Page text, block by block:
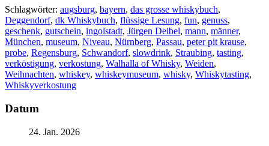
Schlagwörter: augsburg, bayern, das grosse whiskybuch,
Deggendorf, dk Whiskybuch, flüssige Lesung, fun, genuss,
geschenk, gutschein, ingolstadt, Jürgen Deibel, mann, männer,
München, museum, Niveau, Nürnberg, Passau, peter pit krause,
probe, Regensburg, Schwandorf, slowdrink, Straubing, tasting,
verköstigung, verkostung, Walhalla of Whisky, Weiden,
Weihnachten, whiskey, whiskeymuseum, whisky, Whiskytasting,
Whiskyverkostung
Datum
24. Jan. 2026